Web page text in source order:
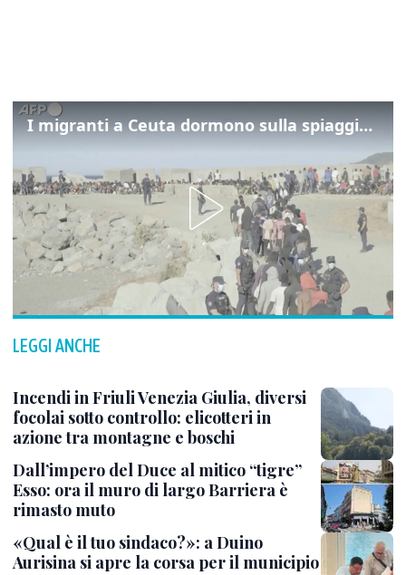
I migranti a Ceuta dormono sulla spiaggia: "Vogliamo entrare in Europa"
LEGGI ANCHE
Incendi in Friuli Venezia Giulia, diversi
focolai sotto controllo: elicotteri in
azione tra montagne e boschi
Dall’impero del Duce al mitico “tigre”
Esso: ora il muro di largo Barriera è
rimasto muto
«Qual è il tuo sindaco?»: a Duino
Aurisina si apre la corsa per il municipio